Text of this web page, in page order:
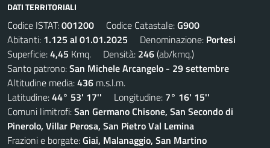
DATI TERRITORIALI
Codice ISTAT:001200 Codice Catastale:G900
Abitanti: 1.125 al 01.01.2025 Denominazione: Portesi
Superficie:4,45 Kmq. Densità: 246(ab/kmq.)
Santo patrono:San Michele Arcangelo - 29 settembre
Altitudine media:436 m.s.l.m.
Latitudine:44° 53' 17'' Longitudine: 7° 16' 15''
Comuni limitrofi:San Germano Chisone, San Secondo di
Pinerolo, Villar Perosa, San Pietro Val Lemina
Frazioni e borgate:Giai, Malanaggio, San Martino